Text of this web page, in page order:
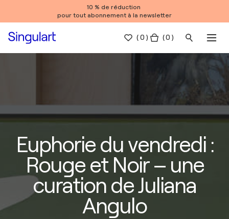
10 % de réduction
pour tout abonnement à la newsletter
(0 ) ( 0 )
Euphorie du vendredi :
Rouge et Noir – une
curation de Juliana
Angulo